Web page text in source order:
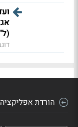
הורדת אפליקציה